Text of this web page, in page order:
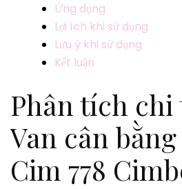
Ứng dụng
Lợi ích khi sử dụng
Lưu ý khi sử dụng
Kết luận
Phân tích chi
Van cân
Cim 778